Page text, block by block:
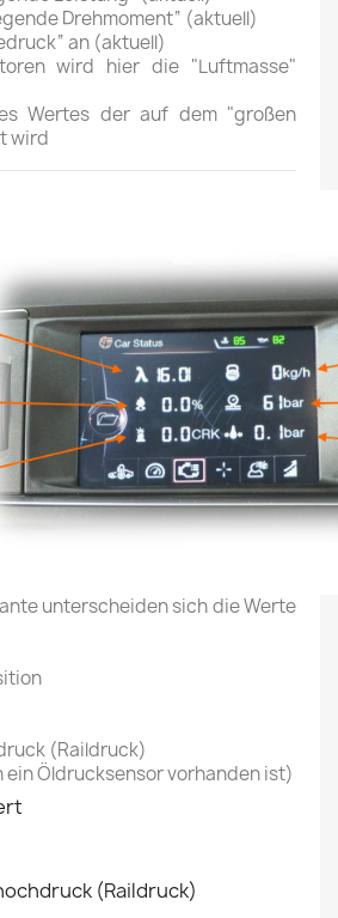
Drehmoment“ (aktuell)
an (aktuell)
wird hier die "Luftmasse"
Wertes der auf dem "großen
wird
unterscheiden sich die Werte
(Raildruck)
Öldrucksensor vorhanden ist)
(Raildruck)